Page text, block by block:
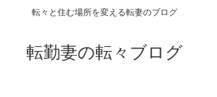
転々と住む場所を変える転妻のブログ
転勤妻の転々ブログ